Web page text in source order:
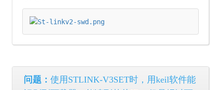
问题： 使用STLINK-V3SET时，用keil软件能